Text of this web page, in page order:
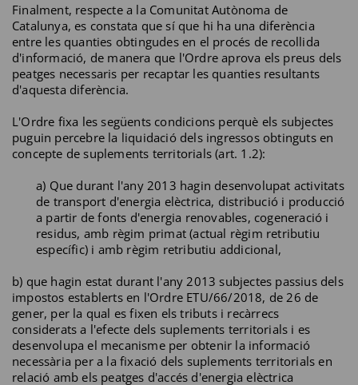
Finalment, respecte a la Comunitat Autònoma de
Catalunya, es constata que sí que hi ha una diferència
entre les quanties obtingudes en el procés de recollida
d'informació, de manera que l'Ordre aprova els preus dels
peatges necessaris per recaptar les quanties resultants
d'aquesta diferència.
L'Ordre fixa les següents condicions perquè els subjectes
puguin percebre la liquidació dels ingressos obtinguts en
concepte de suplements territorials (art. 1.2):
a) Que durant l'any 2013 hagin desenvolupat activitats
de transport d'energia elèctrica, distribució i producció
a partir de fonts d'energia renovables, cogeneració i
residus, amb règim primat (actual règim retributiu
específic) i amb règim retributiu addicional,
b) que hagin estat durant l'any 2013 subjectes passius dels
impostos establerts en l'Ordre ETU/66/2018, de 26 de
gener, per la qual es fixen els tributs i recàrrecs
considerats a l'efecte dels suplements territorials i es
desenvolupa el mecanisme per obtenir la informació
necessària per a la fixació dels suplements territorials en
relació amb els peatges d'accés d'energia elèctrica